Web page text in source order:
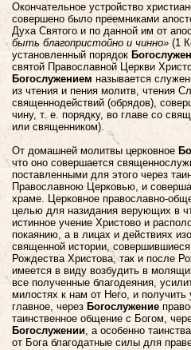
Окончательное устройство
совершено было преемниками
Духа Святого и по данной им от
быть благопристойно и чинно»(1
установленный порядок
святой Православной Церкви
Богослужением называется
из чтения и пения молитв, чтения
священнодействий (обрядов),
чину, т. е. порядку, во главе со
или священником).
От домашней молитвы церковное
что оно совершается
поставленными для этого через
Православною Церковью, и
храме. Церковное православно-
целью для назидания верующих в
истинное учение Христово и
покаянию, а в лицах и действиях
священной истории,
Рождества Христова, так и после
имеется в виду возбудить в
все полученные благодеяния,
милостях к нам от Него, и
главное, черезБогослужение
таинственное общение с Богом,
Богослужении, а особенно
от Бога благодатные силы для